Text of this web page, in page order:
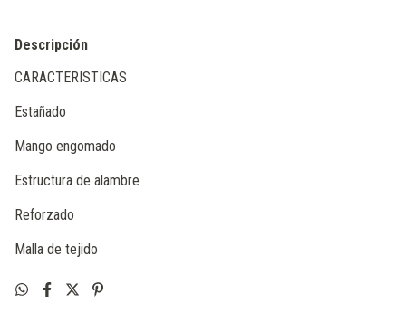
Descripción
CARACTERISTICAS
Estañado
Mango engomado
Estructura de alambre
Reforzado
Malla de tejido